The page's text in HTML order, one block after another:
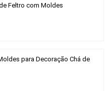
Feltro com Moldes
para Decoração Chá de